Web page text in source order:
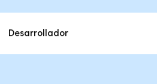
Desarrollador